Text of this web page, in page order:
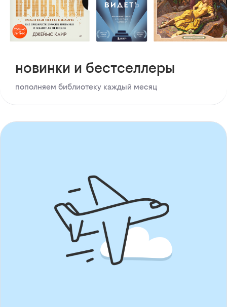
новинки и бестселлеры
пополняем библиотеку каждый месяц